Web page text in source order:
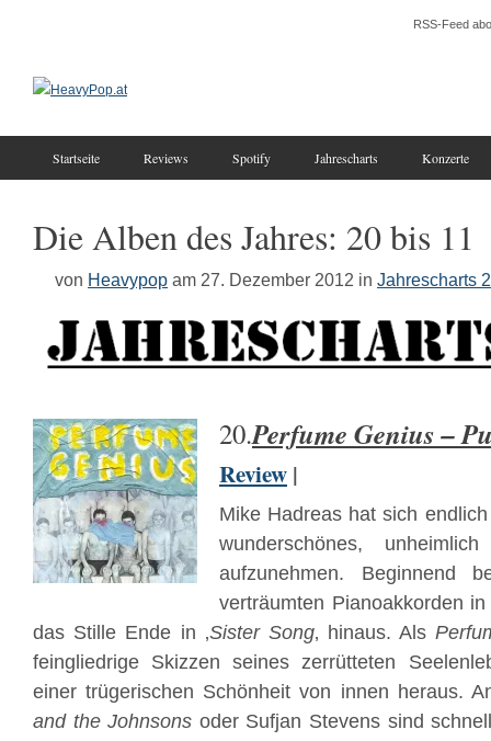
RSS-Feed
Startseite Reviews Spotify Jahrescharts Konzerte
Die Alben des Jahres: 20 bis 11
von Heavypop am 27. Dezember 2012 in Jahrescharts
20.Perfume Genius –
Review |
Mike Hadreas hat sich
wunderschönes,
aufzunehmen. Beginnend
verträumten Pianoakkorden in
das Stille Ende in ‚Sister Song‚ hinaus. Als
feingliedrige Skizzen seines zerrütteten
einer trügerischen Schönheit von innen heraus.
and the Johnsons oder Sufjan Stevens sind